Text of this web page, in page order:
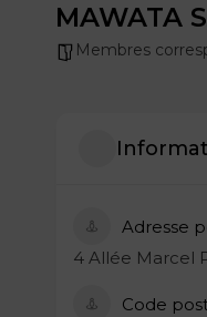
MAWATA
Membres
Adresse
4 Allée Marcel
Code